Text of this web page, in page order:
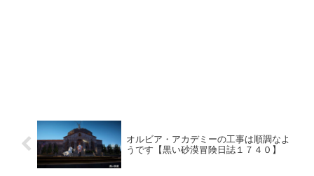
オルビア・アカデミーの工事は順調なよ
うです【黒い砂漠冒険日誌１７４０】